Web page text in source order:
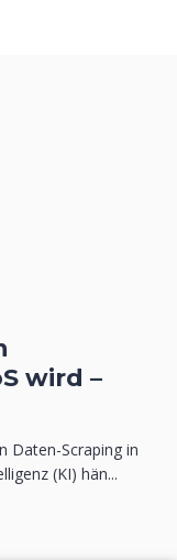
wird –
Daten-Scraping in
(KI) hän...